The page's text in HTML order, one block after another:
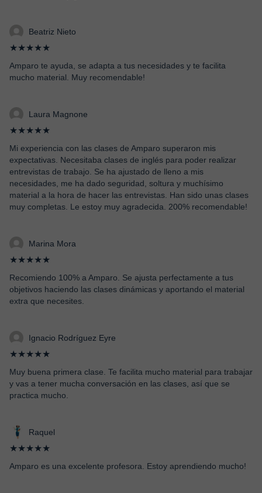
Beatriz Nieto
★★★★★
Amparo te ayuda, se adapta a tus necesidades y te facilita
mucho material. Muy recomendable!
Laura Magnone
★★★★★
Mi experiencia con las clases de Amparo superaron mis
expectativas. Necesitaba clases de inglés para poder realizar
entrevistas de trabajo. Se ha ajustado de lleno a mis
necesidades, me ha dado seguridad, soltura y muchísimo
material a la hora de hacer las entrevistas. Han sido unas clases
muy completas. Le estoy muy agradecida. 200% recomendable!
Marina Mora
★★★★★
Recomiendo 100% a Amparo. Se ajusta perfectamente a tus
objetivos haciendo las clases dinámicas y aportando el material
extra que necesites.
Ignacio Rodríguez Eyre
★★★★★
Muy buena primera clase. Te facilita mucho material para trabajar
y vas a tener mucha conversación en las clases, así que se
practica mucho.
Raquel
★★★★★
Amparo es una excelente profesora. Estoy aprendiendo mucho!